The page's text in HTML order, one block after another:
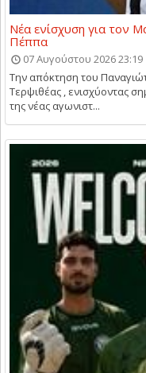
Νέα ενίσχυση για τον
Πέππα
07 Αυγούστου 2026 23:19
Την απόκτηση του
Τερψιθέας , ενισχύοντας
της νέας αγωνιστ...